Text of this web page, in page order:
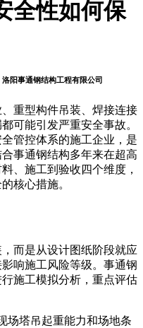
全性如何保
洛阳事通钢结构工程有限公司
重型构件吊装、焊接连接
可能引发严重安全事故。
管控体系的施工企业，是
事通钢结构多年来在超高
、施工到验收四个维度，
核心措施。
而是从设计图纸阶段就应
响施工风险等级。事通钢
施工模拟分析，重点评估
场塔吊起重能力和场地条